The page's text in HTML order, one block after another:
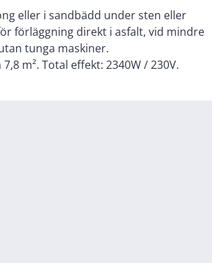
tunga maskiner.
m². Total effekt: 2340W / 230V.